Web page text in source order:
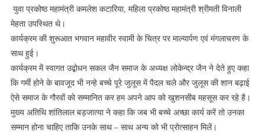
युवा प्रकोष्ठ महामंत्री कमलेश कटारिया, महिला प्रकोष्ठ महामंत्री श्रीमती विनाली
मेहता उपस्थित थे।
कार्यक्रम की शुरूआत भगवान महावीर स्वामी के चित्र पर माल्यार्पण एवं मंगलाचरण के
साथ हुई।
कार्यक्रम में स्वागत उद्बोधन सकल जैन समाज के अध्यक्ष लोकेन्द्र जैन ने देते हुए कहा
कि गर्मी होने के बावजूद भी नन्हे बच्चे पूरे जुलूस में पैदल चले और जुलूस की शान बढ़ाई
ऐसे समाज के गौरवों को सम्मानित कर हम अपने आप को खुशनसीब महसूस कर रहे है।
मुख्य अतिथि शांतिलाल बड़जात्या ने कहा कि जब भी बच्चे अच्छा कार्य करें तो उनका
सम्मान होना चाहिए ताकि उनके साथ – साथ अन्य को भी प्रोत्साहन मिलें।